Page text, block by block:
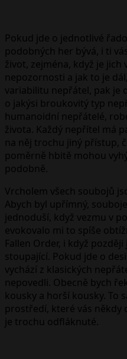
Pokud jde o jednotlivé
podobných her bývá, i ti
život, zejména, když je jich
nepozornosti a jak to je
variabilitu nepřátel, pak je
o jakýsi broukovitý typ
humanoidní nepřátelé,
života. Každý nepřítel má
na něj trochu jiný přístup,
poměrně hbitě mohou
podobně.
Vrcholem všech soubojů
Abych byl upřímný,
jednoduší, když vezmu v
evokovalo mi to spíše
Fallen Order, i když
stoupající. Pokud jde o
vychází z klasických
nepovedli. Obecně bych
kousky a horší kousky. To
prostředí, které vás někdy
je trochu odfláknuté.